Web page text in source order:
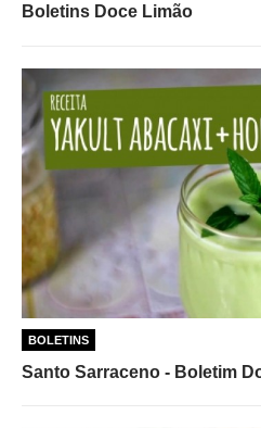
Boletins Doce Limão
BOLETINS
Santo Sarraceno - Boletim